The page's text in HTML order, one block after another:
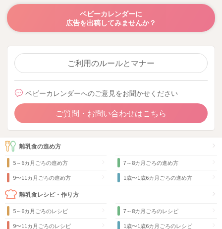
ベビーカレンダーに
広告を出稿してみませんか？
ご利用のルールとマナー
ベビーカレンダーへのご意見をお聞かせください
ご質問・お問い合わせはこちら
離乳食の進め方
5～6カ月ごろの進め方
7～8カ月ごろの進め方
9〜11カ月ごろの進め方
1歳〜1歳6カ月ごろの進め方
離乳食レシピ・作り方
5～6カ月ごろのレシピ
7～8カ月ごろのレシピ
9〜11カ月ごろのレシピ
1歳〜1歳6カ月ごろのレシピ